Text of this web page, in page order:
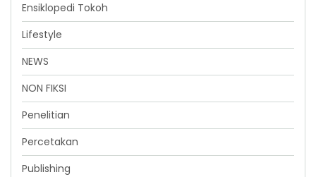
Ensiklopedi Tokoh
Lifestyle
NEWS
NON FIKSI
Penelitian
Percetakan
Publishing